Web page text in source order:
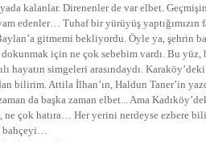
kalanlar. Direnenler de var elbet.
edenler… Tuhaf bir yürüyüş
gitmemi bekliyordu. Öyle ya, şehrin
dokunmak için ne çok sebebim vardı. Bu
hayatın simgeleri arasındaydı.
bilirim. Attila İlhan’ın, Haldun Taner’in
da başka zaman elbet... Ama
ne çok hatıra… Her yerini nerdeyse ezbere
bahçeyi…